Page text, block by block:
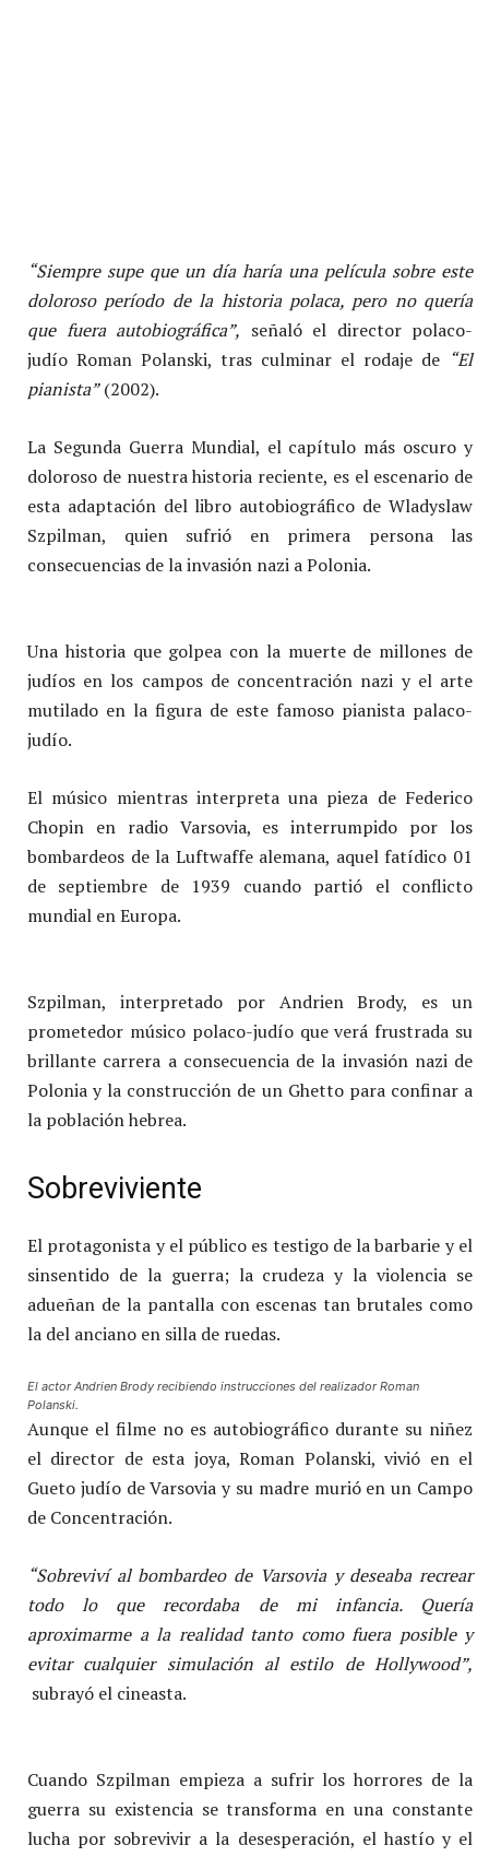
“Siempre supe que un día haría una película sobre este
doloroso período de la historia polaca, pero no quería
que fuera autobiográfica”, señaló el director polaco-
judío Roman Polanski, tras culminar el rodaje de “El
pianista”(2002).
La Segunda Guerra Mundial, el capítulo más oscuro y
doloroso de nuestra historia reciente, es el escenario de
esta adaptación del libro autobiográfico de Wladyslaw
Szpilman, quien sufrió en primera persona las
consecuencias de la invasión nazi a Polonia.
Una historia que golpea con la muerte de millones de
judíos en los campos de concentración nazi y el arte
mutilado en la figura de este famoso pianista palaco-
judío.
El músico mientras interpreta una pieza de Federico
Chopin en radio Varsovia, es interrumpido por los
bombardeos de la Luftwaffe alemana, aquel fatídico 01
de septiembre de 1939 cuando partió el conflicto
mundial en Europa.
Szpilman, interpretado por Andrien Brody, es un
prometedor músico polaco-judío que verá frustrada su
brillante carrera a consecuencia de la invasión nazi de
Polonia y la construcción de un Ghetto para confinar a
la población hebrea.
Sobreviviente
El protagonista y el público es testigo de la barbarie y el
sinsentido de la guerra; la crudeza y la violencia se
adueñan de la pantalla con escenas tan brutales como
la del anciano en silla de ruedas.
El actor Andrien Brody recibiendo instrucciones del realizador Roman
Polanski.
Aunque el filme no es autobiográfico durante su niñez
el director de esta joya, Roman Polanski, vivió en el
Gueto judío de Varsovia y su madre murió en un Campo
de Concentración.
“Sobreviví al bombardeo de Varsovia y deseaba recrear
todo lo que recordaba de mi infancia. Quería
aproximarme a la realidad tanto como fuera posible y
evitar cualquier simulación al estilo de Hollywood”,
subrayó el cineasta.
Cuando Szpilman empieza a sufrir los horrores de la
guerra su existencia se transforma en una constante
lucha por sobrevivir a la desesperación, el hastío y el